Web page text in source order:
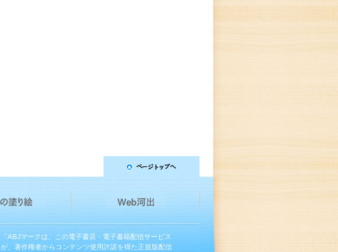
「ABJマークは、この電子書店・電子書籍配信サービス
が、著作権者からコンテンツ使用許諾を得た正規版配信